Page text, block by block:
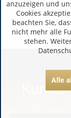
100ml:
anzuzeigen und
Cookies
beachten Sie,
nicht mehr alle
stehen.
Alle